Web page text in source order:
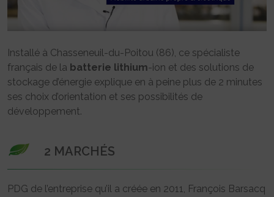
Installé à Chasseneuil-du-Poitou (86), ce spécialiste
français de la batterie lithium-ion et des solutions de
stockage d’énergie explique en à peine plus de 2 minutes
ses choix d’orientation et ses possibilités de
développement.
2 MARCHÉS
PDG de l’entreprise qu’il a créée en 2011, François Barsacq